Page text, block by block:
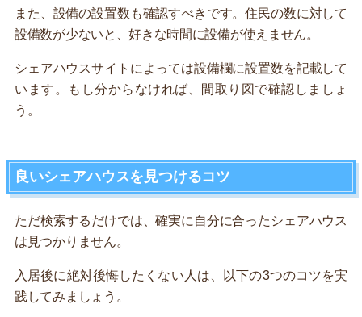
また、設備の設置数も確認すべきです。住民の数に対して
設備数が少ないと、好きな時間に設備が使えません。
シェアハウスサイトによっては設備欄に設置数を記載して
います。もし分からなければ、間取り図で確認しましょ
う。
良いシェアハウスを見つけるコツ
ただ検索するだけでは、確実に自分に合ったシェアハウス
は見つかりません。
入居後に絶対後悔したくない人は、以下の3つのコツを実
践してみましょう。